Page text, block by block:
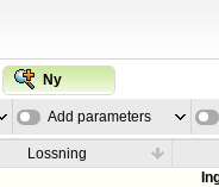
Ny
Add parameters
Lossning